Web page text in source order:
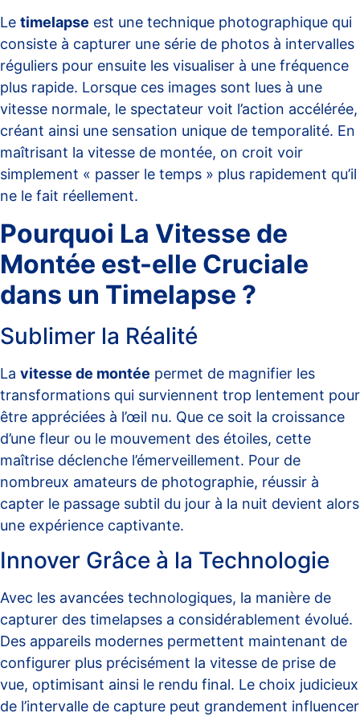
Le timelapse est une technique photographique qui
consiste à capturer une série de photos à intervalles
réguliers pour ensuite les visualiser à une fréquence
plus rapide. Lorsque ces images sont lues à une
vitesse normale, le spectateur voit l’action accélérée,
créant ainsi une sensation unique de temporalité. En
maîtrisant la vitesse de montée, on croit voir
simplement « passer le temps » plus rapidement qu’il
ne le fait réellement.
Pourquoi La Vitesse de
Montée est-elle Cruciale
dans un Timelapse ?
Sublimer la Réalité
La vitesse de montée permet de magnifier les
transformations qui surviennent trop lentement pour
être appréciées à l’œil nu. Que ce soit la croissance
d’une fleur ou le mouvement des étoiles, cette
maîtrise déclenche l’émerveillement. Pour de
nombreux amateurs de photographie, réussir à
capter le passage subtil du jour à la nuit devient alors
une expérience captivante.
Innover Grâce à la Technologie
Avec les avancées technologiques, la manière de
capturer des timelapses a considérablement évolué.
Des appareils modernes permettent maintenant de
configurer plus précisément la vitesse de prise de
vue, optimisant ainsi le rendu final. Le choix judicieux
de l’intervalle de capture peut grandement influencer